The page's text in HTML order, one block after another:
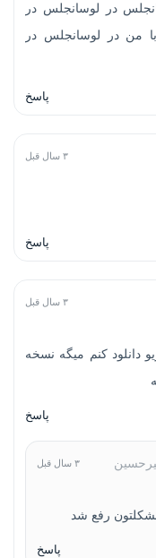
در لوسانجلس در
من در لوسانجلس در
پاسخ
۳ سال قبل
پاسخ
۳ سال قبل
دانلود کنم میگه نسخه
پاسخ
۳ سال قبل
رفع شد
پاسخ